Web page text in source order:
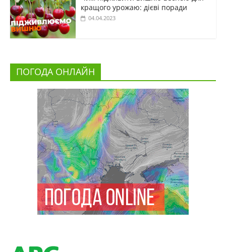
кращого урожаю: дієві поради
04.04.2023
ПОГОДА ОНЛАЙН